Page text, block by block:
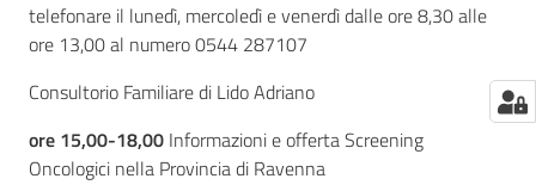
telefonare il lunedì, mercoledì e venerdì dalle ore 8,30 alle
ore 13,00 al numero 0544 287107
Consultorio Familiare di Lido Adriano
ore 15,00-18,00 Informazioni e offerta Screening
Oncologici nella Provincia di Ravenna